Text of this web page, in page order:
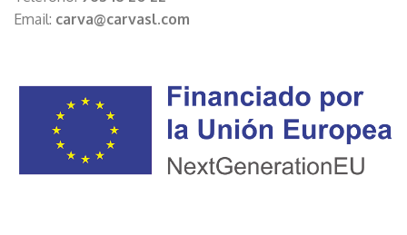
Email: carva@carvasl.com